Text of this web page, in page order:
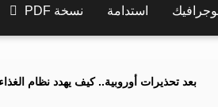
استدامة نسخة PDF
بعد تحذيرات أوروبية.. كيف يهدد نظام الغذاء